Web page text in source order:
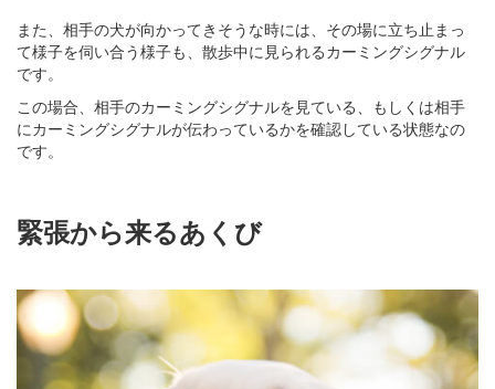
また、相手の犬が向かってきそうな時には、その場に立ち止まっ
て様子を伺い合う様子も、散歩中に見られるカーミングシグナル
です。
この場合、相手のカーミングシグナルを見ている、もしくは相手
にカーミングシグナルが伝わっているかを確認している状態なの
です。
緊張から来るあくび